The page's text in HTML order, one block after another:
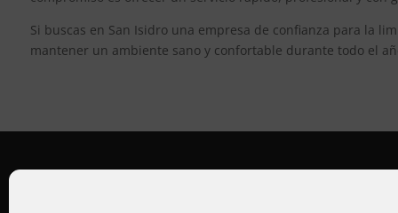
Si buscas en San Isidro una empresa de confianza para la
mantener un ambiente sano y confortable durante todo el